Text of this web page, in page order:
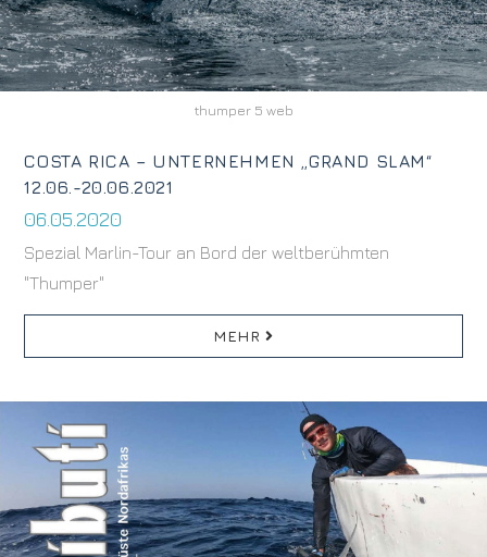
COSTA RICA – UNTERNEHMEN „GRAND SLAM“
12.06.-20.06.2021
06.05.2020
Spezial Marlin-Tour an Bord der weltberühmten
"Thumper"
MEHR
thumper 5 web